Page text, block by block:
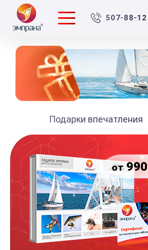
507-88-12
Подарки впечатления
от990